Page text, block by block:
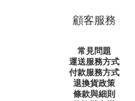
顧客服務
常見問題
運送服務方式
付款服務方式
退換貨政策
條款與細則